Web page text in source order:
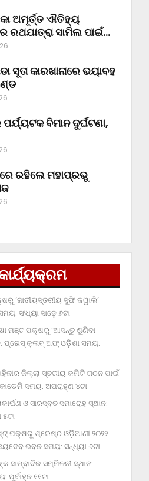
ଅମୂର୍ତ୍ତ ଐତିହ୍ୟ
ରଥଯାତ୍ରା ସାମିଲ ପାଇଁ…
ସୂତା କାରଖାନାରେ ଭୟାବହ
ବିମାନ ଦୁର୍ଘଟଣା,
ରହିଲେ ମହାପ୍ରଭୁ
‘ଜାତୀୟସ୍ତରୀୟ ସୁଫି କୱାଲି’
ସଂଧ୍ୟା ସାଢ଼େ ୬ଟା
ମଞ୍ଚ ପକ୍ଷରୁ ‘ଆସନ୍ତୁ ଶୁଣିବା
ପ୍ରେସ୍‌ କ୍ଲବ୍‌ ଅଫ୍‌ ଓଡ଼ିଶା ସମୟ:
ଜିଲ୍ଲା ସ୍ତରୀୟ କମିଟି ଗଠନ ପାଇଁ
ସମୟ: ଅପରାହ୍‌ଣ ୪ଟା
ଓ ସାରସ୍ବତ ସମାରୋହ ସ୍ଥାନ:
ପକ୍ଷରୁ ଶ୍ରେଷ୍ଠ ଓଡ଼ିଆଣୀ ୨୦୨୨
ଭବନ ସମୟ: ସନ୍ଧ୍ୟା ୬ଟା
ସାମ୍ବାଦିକ ସମ୍ମିଳନୀ ସ୍ଥାନ:
ପୂର୍ବାହ୍ନ ୧୧ଟା